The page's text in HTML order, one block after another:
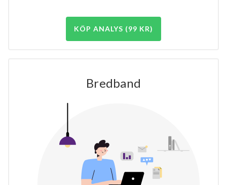
KÖP ANALYS (99 KR)
Bredband